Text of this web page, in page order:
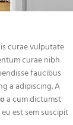
curae vulputate
curae nibh
faucibus
a adipiscing. A
a cum dictumst
est sem suscipit